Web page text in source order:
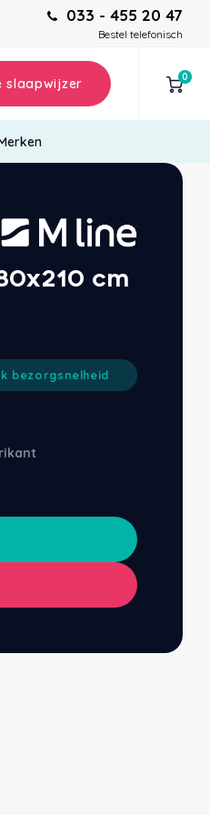
033 - 455 20 47
Bestel telefonisch
slaapwijzer 0
cm
bezorgsnelheid